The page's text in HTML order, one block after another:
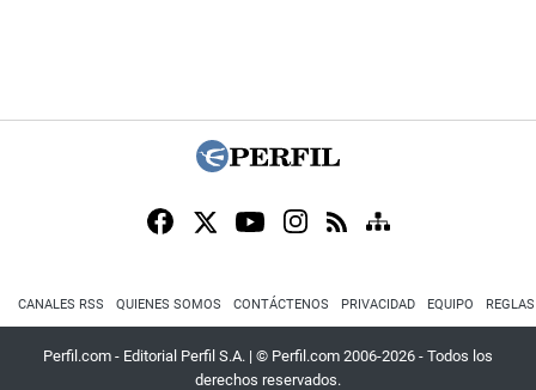
CANALES RSS QUIENES SOMOS CONTÁCTENOS PRIVACIDAD EQUIPO
Perfil.com - Editorial Perfil S.A. | © Perfil.com 2006-2026 - Todos los
derechos reservados.